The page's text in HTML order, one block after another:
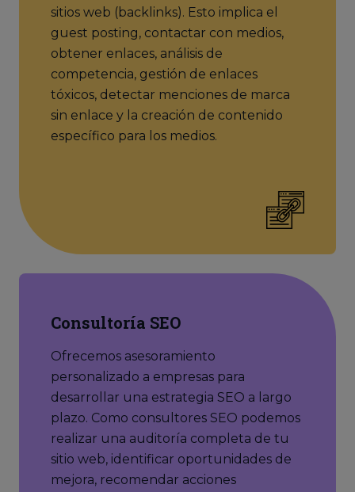
sitios web (backlinks). Esto implica el
guest posting, contactar con medios,
obtener enlaces, análisis de
competencia, gestión de enlaces
tóxicos, detectar menciones de marca
sin enlace y la creación de contenido
específico para los medios.
Consultoría SEO
Ofrecemos asesoramiento
personalizado a empresas para
desarrollar una estrategia SEO a largo
plazo. Como consultores SEO podemos
realizar una auditoría completa de tu
sitio web, identificar oportunidades de
mejora, recomendar acciones